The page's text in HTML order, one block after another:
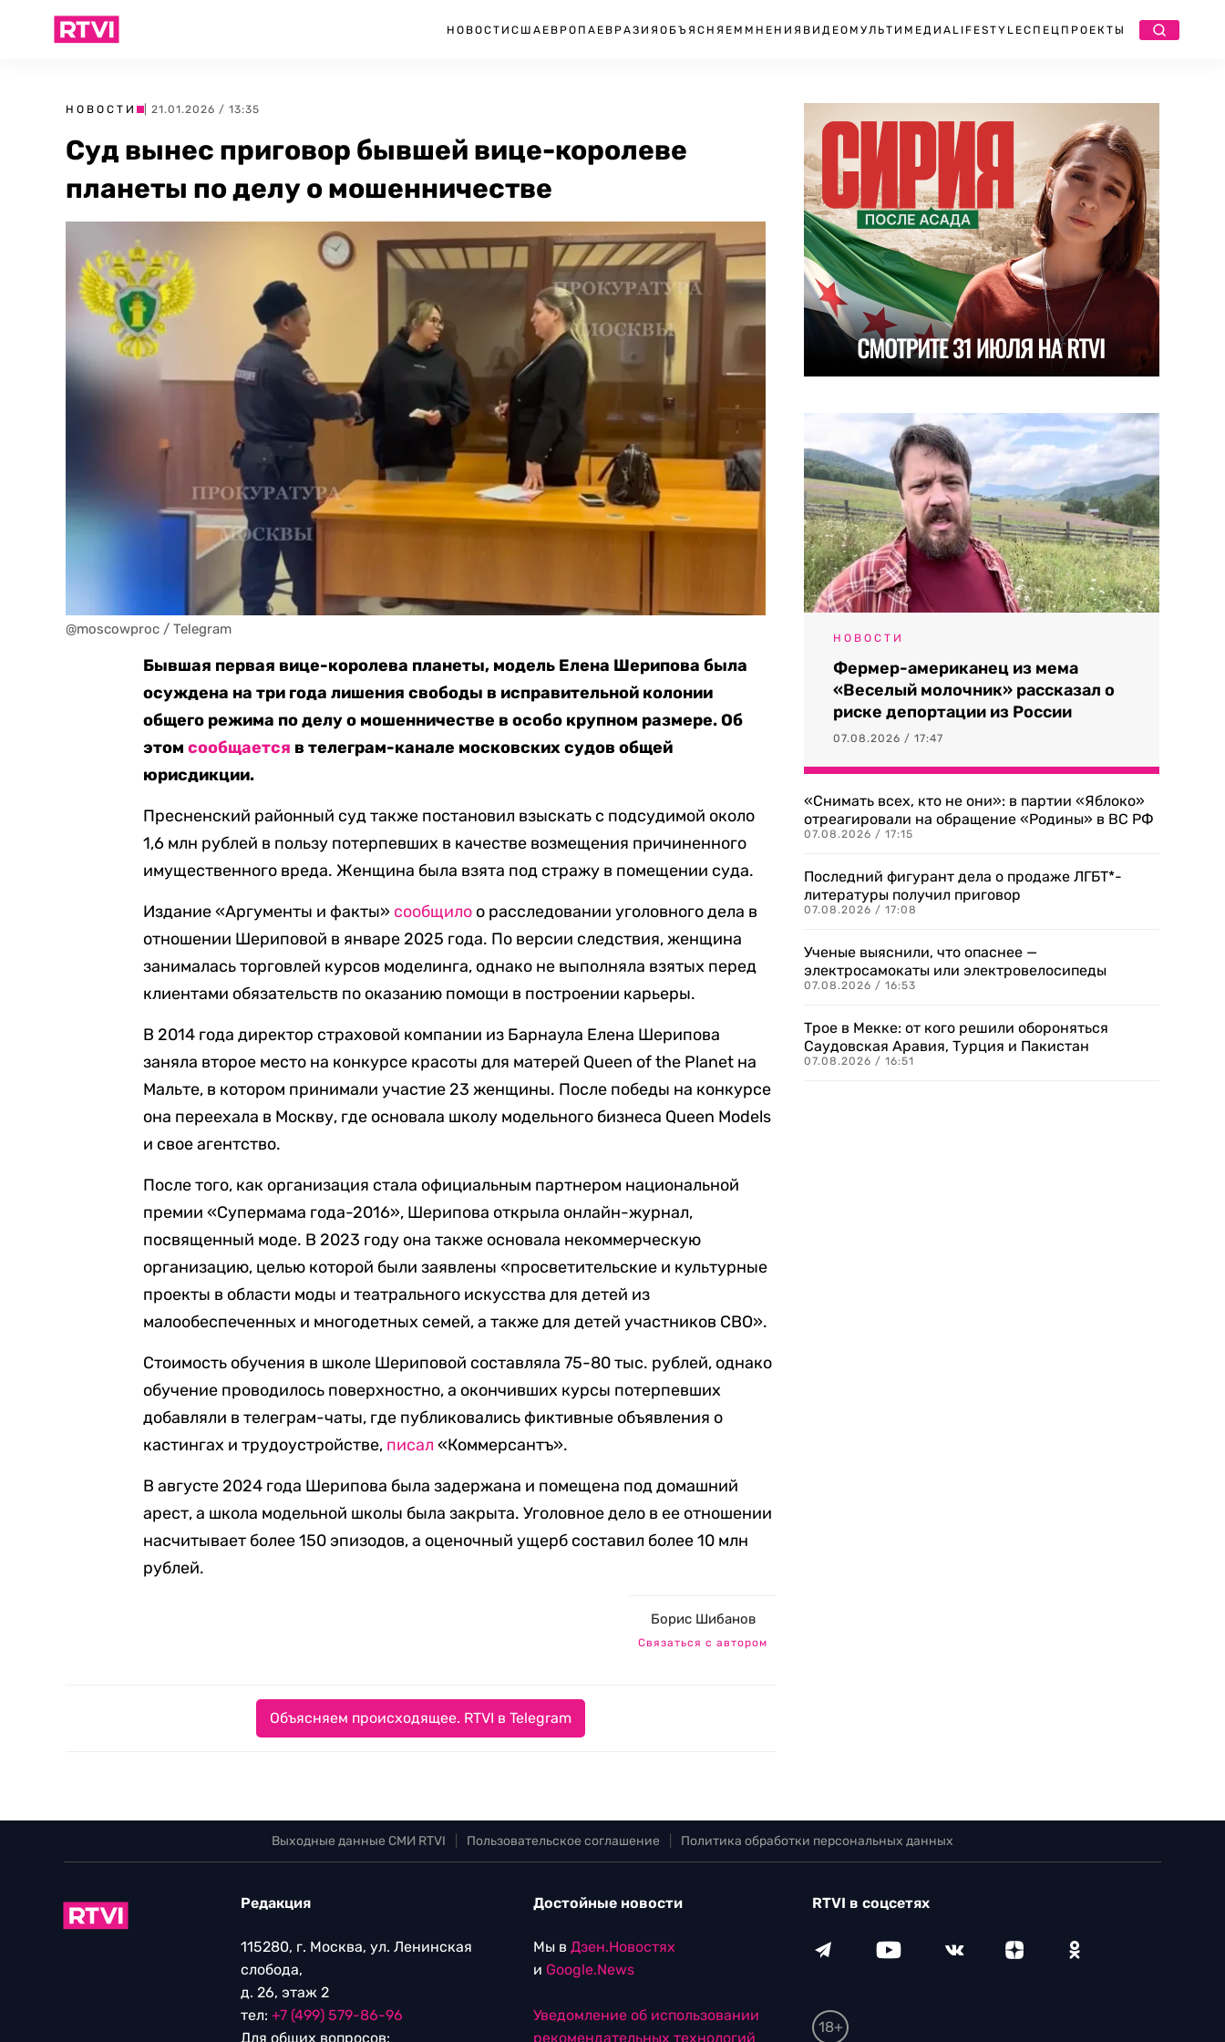
НОВОСТИ США ЕВРОПА ЕВРАЗИЯ ОБЪЯСНЯЕМ МНЕНИЯ ВИДЕО МУЛЬТИМЕДИА LIFESTYLEСПЕЦПРОЕКТЫ
НОВОСТИ | 21.01.2026 / 13:35
Суд вынес приговор бывшей вице-королеве
планеты по делу о мошенничестве
@moscowproc / Telegram
Бывшая первая вице-королева планеты, модель Елена Шерипова была
осуждена на три года лишения свободы в исправительной колонии
общего режима по делу о мошенничестве в особо крупном размере. Об
этомсообщается в телеграм-канале московских судов общей
юрисдикции.
Пресненский районный суд также постановил взыскать с подсудимой около
1,6 млн рублей в пользу потерпевших в качестве возмещения причиненного
имущественного вреда. Женщина была взята под стражу в помещении суда.
Издание «Аргументы и факты» сообщило о расследовании уголовного дела в
отношении Шериповой в январе 2025 года. По версии следствия, женщина
занималась торговлей курсов моделинга, однако не выполняла взятых перед
клиентами обязательств по оказанию помощи в построении карьеры.
В 2014 года директор страховой компании из Барнаула Елена Шерипова
заняла второе место на конкурсе красоты для матерей Queen of the Planet на
Мальте, в котором принимали участие 23 женщины. После победы на конкурсе
она переехала в Москву, где основала школу модельного бизнеса Queen Models
и свое агентство.
После того, как организация стала официальным партнером национальной
премии «Супермама года-2016», Шерипова открыла онлайн-журнал,
посвященный моде. В 2023 году она также основала некоммерческую
организацию, целью которой были заявлены «просветительские и культурные
проекты в области моды и театрального искусства для детей из
малообеспеченных и многодетных семей, а также для детей участников СВО».
Стоимость обучения в школе Шериповой составляла 75-80 тыс. рублей, однако
обучение проводилось поверхностно, а окончивших курсы потерпевших
добавляли в телеграм-чаты, где публиковались фиктивные объявления о
кастингах и трудоустройстве, писал «Коммерсантъ».
В августе 2024 года Шерипова была задержана и помещена под домашний
арест, а школа модельной школы была закрыта. Уголовное дело в ее отношении
насчитывает более 150 эпизодов, а оценочный ущерб составил более 10 млн
рублей.
Борис Шибанов
Связаться с автором
Объясняем происходящее. RTVI в Telegram
НОВОСТИ
Фермер-американец из мема
«Веселый молочник» рассказал о
риске депортации из России
07.08.2026 / 17:47
«Снимать всех, кто не они»: в партии «Яблоко»
отреагировали на обращение «Родины» в ВС РФ
07.08.2026 / 17:15
Последний фигурант дела о продаже ЛГБТ*-
литературы получил приговор
07.08.2026 / 17:08
Ученые выяснили, что опаснее —
электросамокаты или электровелосипеды
07.08.2026 / 16:53
Трое в Мекке: от кого решили обороняться
Саудовская Аравия, Турция и Пакистан
07.08.2026 / 16:51
Выходные данные СМИ RTVI Пользовательское соглашение Политика обработки персональных данных
Редакция
115280, г. Москва, ул. Ленинская
слобода,
д. 26, этаж 2
тел: +7 (499) 579-86-96
Для общих вопросов:
Достойные новости
Мы в Дзен.Новостях
и Google.News
Уведомление об использовании
рекомендательных технологий
RTVI в соцсетях
18+